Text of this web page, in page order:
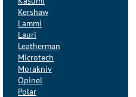
Kershaw
Lammi
Lauri
Leatherman
Microtech
Morakniv
Opinel
Polar